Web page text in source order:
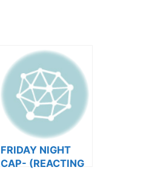
FRIDAY NIGHT
CAP- (REACTING